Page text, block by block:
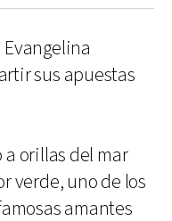
sus apuestas
orillas del mar
verde, uno de los
amantes